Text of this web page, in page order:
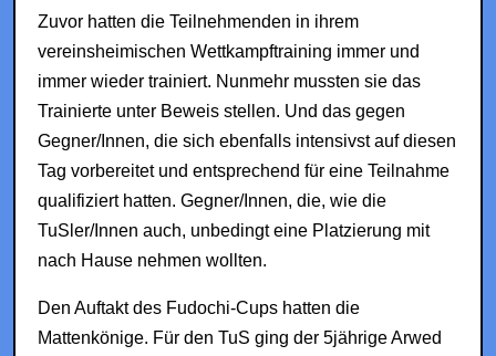
Zuvor hatten die Teilnehmenden in ihrem
vereinsheimischen Wettkampftraining immer und
immer wieder trainiert. Nunmehr mussten sie das
Trainierte unter Beweis stellen. Und das gegen
Gegner/Innen, die sich ebenfalls intensivst auf diesen
Tag vorbereitet und entsprechend für eine Teilnahme
qualifiziert hatten. Gegner/Innen, die, wie die
TuSler/Innen auch, unbedingt eine Platzierung mit
nach Hause nehmen wollten.
Den Auftakt des Fudochi-Cups hatten die
Mattenkönige. Für den TuS ging der 5jährige Arwed